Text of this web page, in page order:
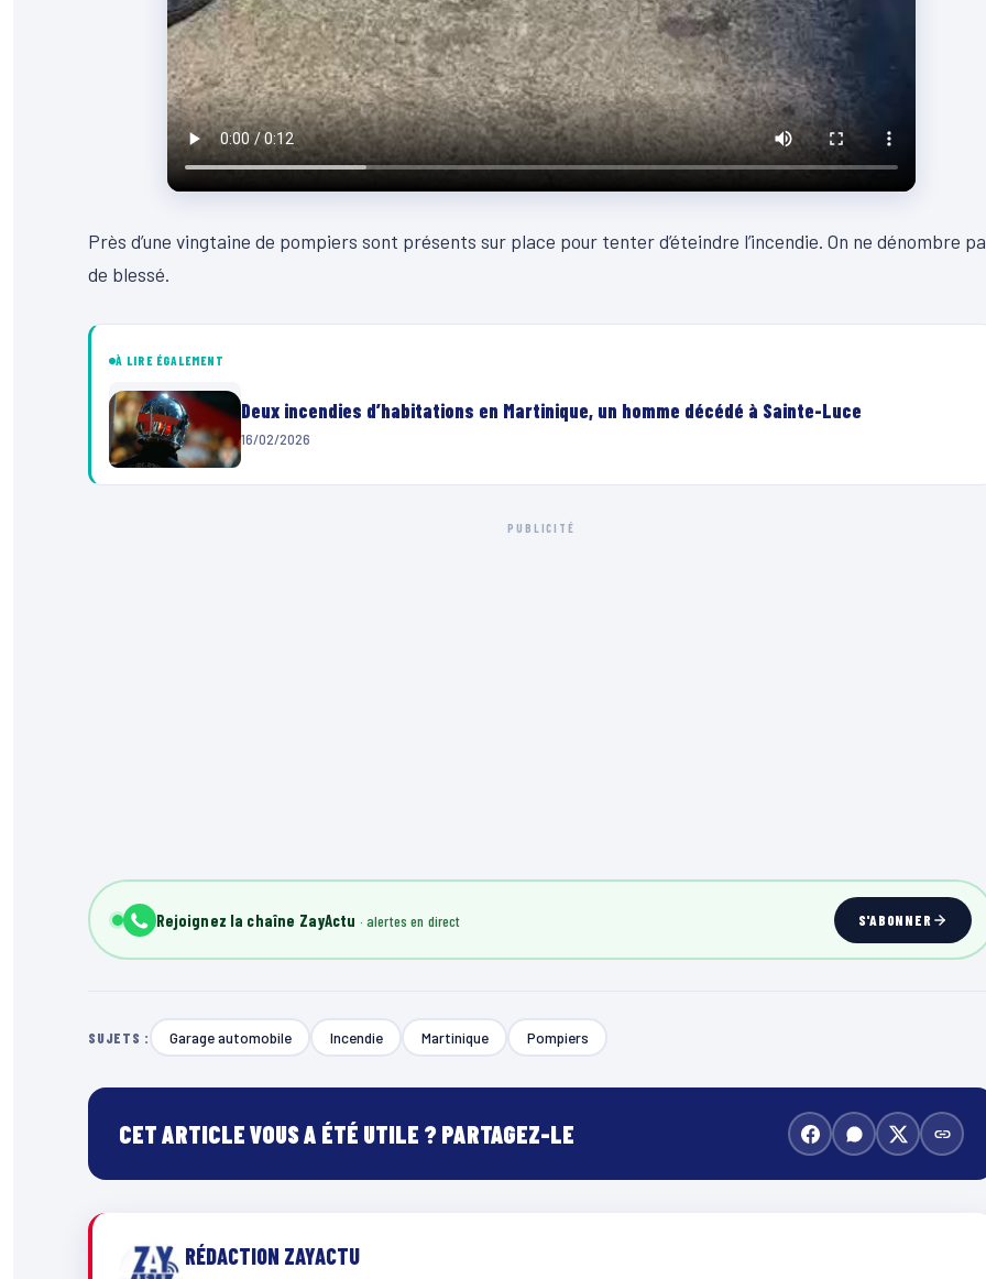
Près d’une vingtaine de pompiers sont présents sur place pour tenter d’éteindre l’incendie. On ne dénombre
de blessé.
À LIRE ÉGALEMENT
Deux incendies d’habitations en Martinique, un homme décédé à Sainte-Luce
16/02/2026
PUBLICITÉ
Rejoignez la chaîne ZayActu S'ABONNER
SUJETS : Garage automobile Incendie Martinique Pompiers
CET ARTICLE VOUS A ÉTÉ UTILE ? PARTAGEZ-LE
RÉDACTION ZAYACTU